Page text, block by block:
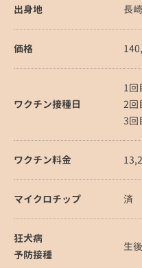
出身地 長
価格
ワクチン接種日
1回
2回
3回
ワクチン料金
マイクロチップ 済
狂犬病
予防接種
生